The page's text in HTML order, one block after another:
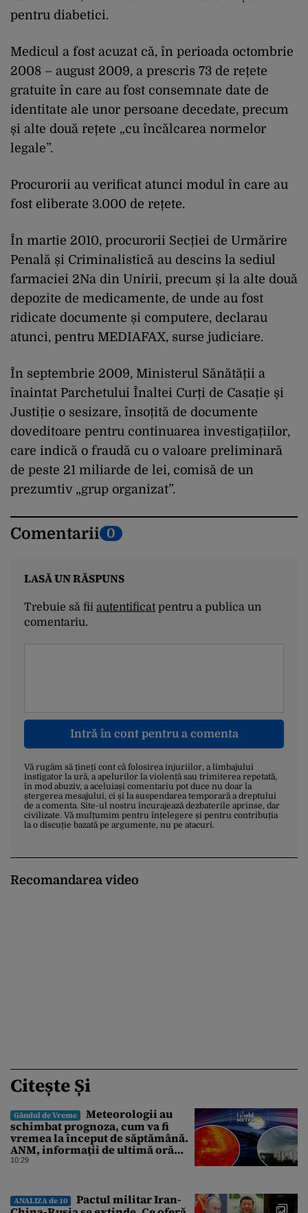
pentru diabetici.
Medicul a fost acuzat că, în perioada octombrie
2008 – august 2009, a prescris 73 de rețete
gratuite în care au fost consemnate date de
identitate ale unor persoane decedate, precum
și alte două rețete „cu încălcarea normelor
legale”.
Procurorii au verificat atunci modul în care au
fost eliberate 3.000 de rețete.
În martie 2010, procurorii Secției de Urmărire
Penală și Criminalistică au descins la sediul
farmaciei 2Na din Unirii, precum și la alte două
depozite de medicamente, de unde au fost
ridicate documente și computere, declarau
atunci, pentru MEDIAFAX, surse judiciare.
În septembrie 2009, Ministerul Sănătății a
înaintat Parchetului Înaltei Curți de Casație și
Justiție o sesizare, însoțită de documente
doveditoare pentru continuarea investigațiilor,
care indică o fraudă cu o valoare preliminară
de peste 21 miliarde de lei, comisă de un
prezumtiv „grup organizat”.
Comentarii 0
LASĂ UN RĂSPUNS
Trebuie să fii autentificatpentru a publica un
comentariu.
Intră în cont pentru a comenta
Vă rugăm să țineți cont că folosirea injuriilor, a limbajului
instigator la ură, a apelurilor la violență sau trimiterea repetată,
în mod abuziv, a aceluiași comentariu pot duce nu doar la
ștergerea mesajului, ci și la suspendarea temporară a dreptului
de a comenta. Site-ul nostru încurajează dezbaterile aprinse, dar
civilizate. Vă mulțumim pentru înțelegere și pentru contribuția
la o discuție bazată pe argumente, nu pe atacuri.
Recomandarea video
Citește Și
Gândul de Vreme
Meteorologii au
schimbat prognoza, cum va fi
vremea la început de săptămână.
ANM, informații de ultimă oră
pentru Gândul
10:29
ANALIZA de 10
Pactul militar Iran-